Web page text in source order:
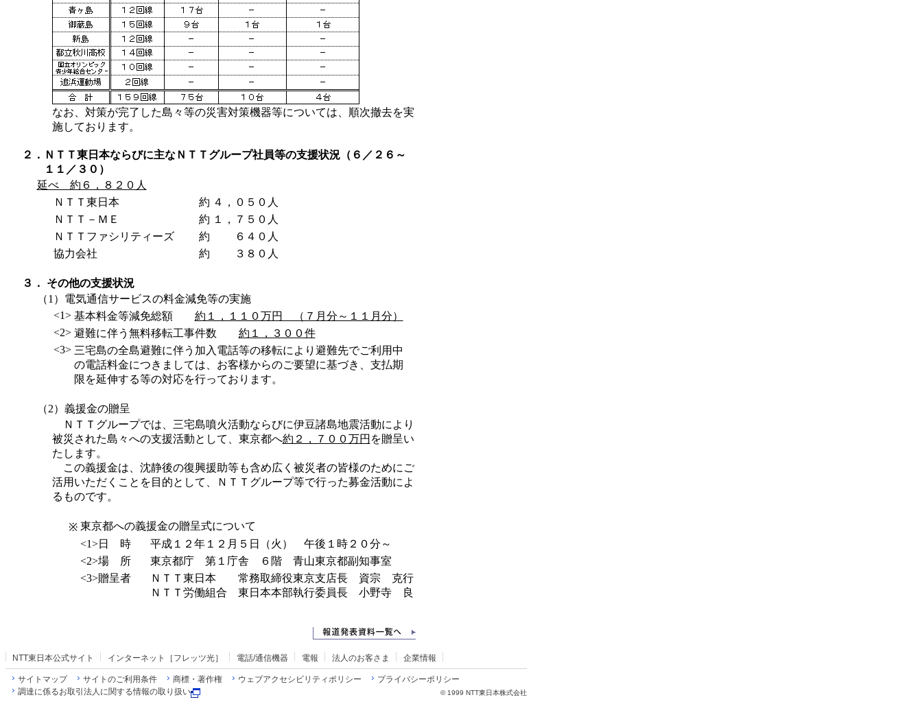
なお、対策が完了した島々等の災害対策機器等については、順次撤去を実
施しております。
２． ＮＴＴ東日本ならびに主なＮＴＴグループ社員等の支援状況（６／２６～
１１／３０）
延べ 約６，８２０人
ＮＴＴ東日本
約 ４，０５０人
ＮＴＴ－ＭＥ
約 １，７５０人
ＮＴＴファシリティーズ
約
６４０人
協力会社
約 ３８０人
３． その他の支援状況
（1）電気通信サービスの料金減免等の実施
<1> 基本料金等減免総額 約１，１１０万円 （７月分～１１月分）
<2> 避難に伴う無料移転工事件数 約１，３００件
<3> 三宅島の全島避難に伴う加入電話等の移転により避難先でご利用中
の電話料金につきましては、お客様からのご要望に基づき、支払期
限を延伸する等の対応を行っております。
（2）義援金の贈呈
ＮＴＴグループでは、三宅島噴火活動ならびに伊豆諸島地震活動により
被災された島々への支援活動として、東京都へ約２，７００万円 を贈呈い
たします。
この義援金は、沈静後の復興援助等も含め広く被災者の皆様のためにご
活用いただくことを目的として、ＮＴＴグループ等で行った募金活動によ
るものです。
※ 東京都への義援金の贈呈式について
<1>日 時
平成１２年１２月５日（火） 午後１時２０分～
<2>場 所
東京都庁 第１庁舎 ６階 青山東京都副知事室
<3>贈呈者
ＮＴＴ東日本 常務取締役東京支店長資宗 克行
ＮＴＴ労働組合 東日本本部執行委員長小野寺 良
NTT東日本公式サイト インターネット［フレッツ光］ 電話/通信機器 電報 法人のお客さま 企業情報
サイトマップ サイトのご利用条件 商標・著作権 ウェブアクセシビリティポリシー
プライバシーポリシー
調達に係るお取引法人に関する情報の取り扱い
©1999 NTT東日本株式会社